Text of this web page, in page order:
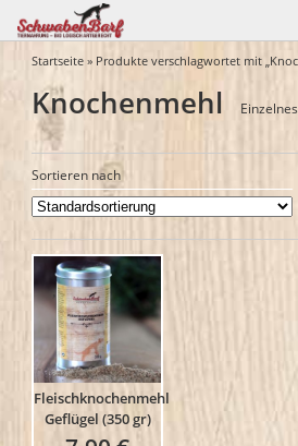
Startseite » Produkte verschlagwortet mit
Knochenmehl
Sortieren nach
Fleischknochenmehl
Geflügel (350 gr)